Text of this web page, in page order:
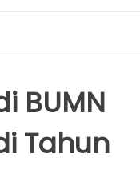
BUMN
Tahun